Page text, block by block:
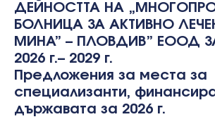
ДЕЙНОСТТА НА
БОЛНИЦА ЗА АКТИВНО
МИНА” – ПЛОВДИВ” ЕООД
2026 г.– 2029 г.
Предложения за места за
специализанти,
държавата за 2026 г.